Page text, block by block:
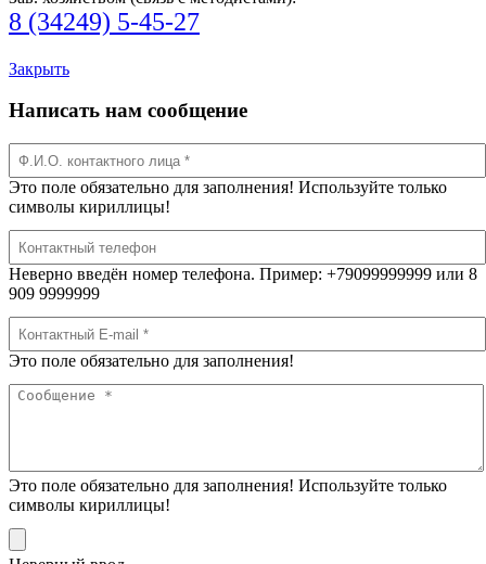
8 (34249) 5-45-27
Закрыть
Написать нам сообщение
Это поле обязательно для заполнения! Используйте только
символы кириллицы!
Неверно введён номер телефона. Пример: +79099999999 или 8
909 9999999
Это поле обязательно для заполнения!
Это поле обязательно для заполнения! Используйте только
символы кириллицы!